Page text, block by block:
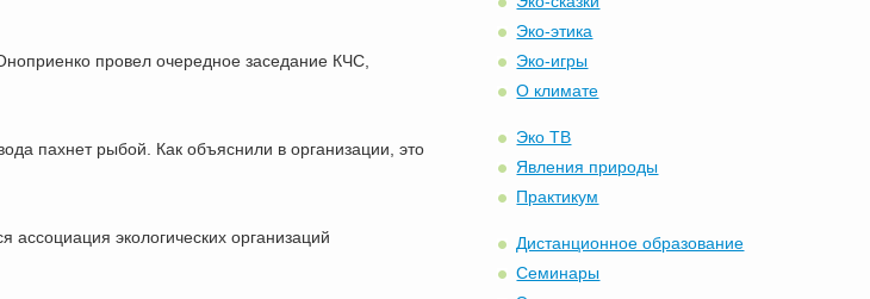
провел очередное заседание КЧС,
пахнет рыбой. Как объяснили в организации, это
экологических организаций
Эко-этика
Эко-игры
О климате
Эко ТВ
Явления природы
Практикум
Дистанционное образование
Семинары